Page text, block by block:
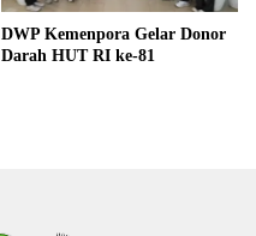
DWP Kemenpora Gelar Donor
Darah HUT RI ke-81